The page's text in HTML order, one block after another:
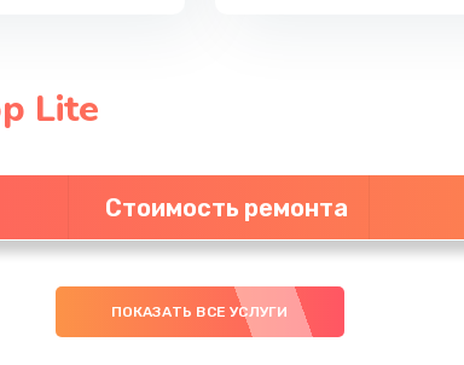
Lite
Стоимость ремонта
ПОКАЗАТЬ ВСЕ УСЛУГИ